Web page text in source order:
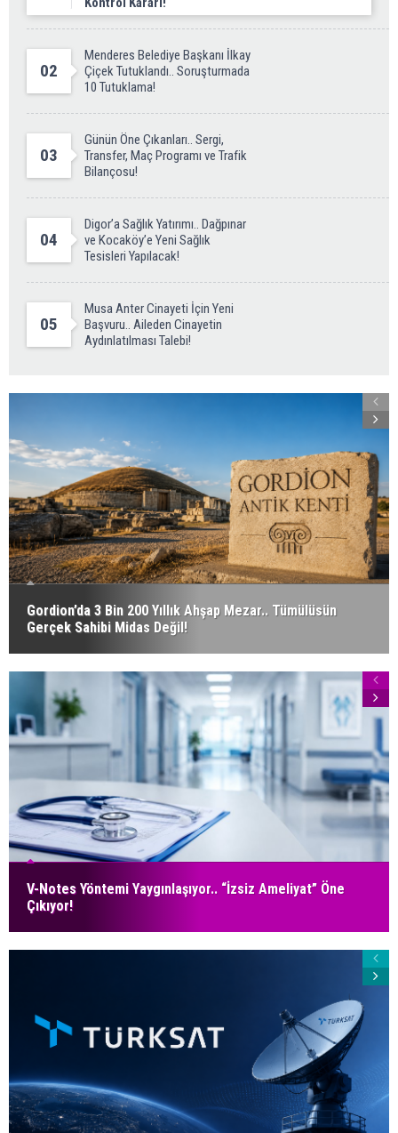
02
Menderes Belediye Başkanı İlkay
Çiçek Tutuklandı.. Soruşturmada
10 Tutuklama!
03
Günün Öne Çıkanları.. Sergi,
Transfer, Maç Programı ve Trafik
Bilançosu!
04
Digor’a Sağlık Yatırımı.. Dağpınar
ve Kocaköy’e Yeni Sağlık
Tesisleri Yapılacak!
05
Musa Anter Cinayeti İçin Yeni
Başvuru.. Aileden Cinayetin
Aydınlatılması Talebi!
Gordion’da 3 Bin 200 Yıllık Ahşap Mezar.. Tümülüsün
Gerçek Sahibi Midas Değil!
V-Notes Yöntemi Yaygınlaşıyor.. “İzsiz Ameliyat” Öne
Çıkıyor!